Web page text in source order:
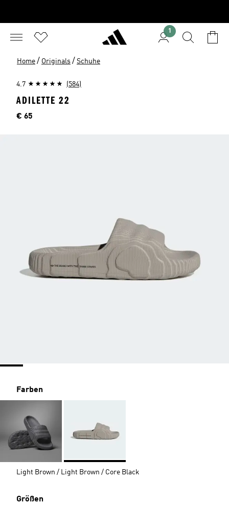
1
Home / Originals / Schuhe
4.7 (584)
ADILETTE 22
Preis
€ 65
Farben
Light Brown / Light Brown / Core Black
Größen